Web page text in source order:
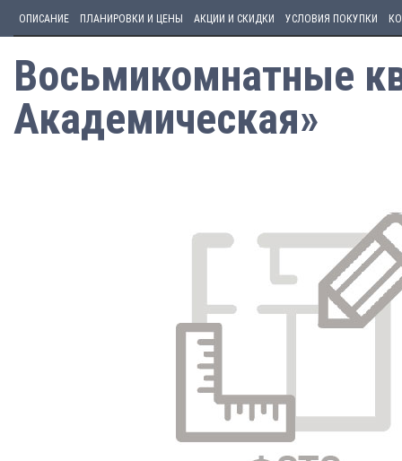
ОПИСАНИЕ ПЛАНИРОВКИ И ЦЕНЫ АКЦИИ И СКИДКИ УСЛОВИЯ ПОКУПКИ
Восьмикомнатные
Академическая»